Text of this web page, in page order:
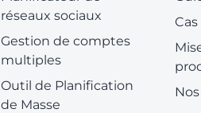
réseaux sociaux
Gestion de comptes
multiples
Outil de Planification
de Masse
Cas